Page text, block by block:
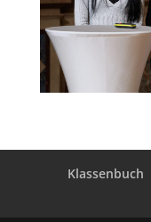
Klassenbuch